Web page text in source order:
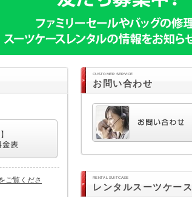
ご覧くださ
CUSTOMER SERVICE
お問い合わせ
RENTAL SUITCASE
レンタルスーツケース